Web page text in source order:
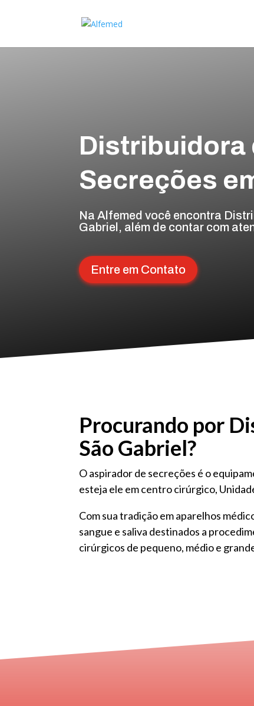
Distribuidora
Secreções
Na Alfemed você encontra
Gabriel, além de contar com
Entre em Contato
Procurando por
São Gabriel?
O aspirador de secreções é o
esteja ele em centro cirúrgico,
Com sua tradição em aparelhos
sangue e saliva destinados a
cirúrgicos de pequeno, médio e